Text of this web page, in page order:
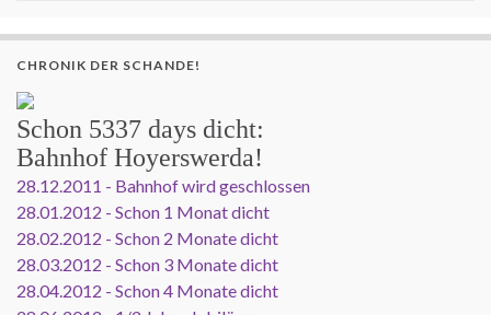
CHRONIK DER SCHANDE!
Schon 5337 days dicht:
Bahnhof Hoyerswerda!
28.12.2011 - Bahnhof wird geschlossen
28.01.2012 - Schon 1 Monat dicht
28.02.2012 - Schon 2 Monate dicht
28.03.2012 - Schon 3 Monate dicht
28.04.2012 - Schon 4 Monate dicht